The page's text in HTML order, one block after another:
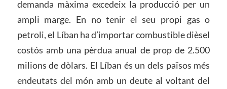
demanda màxima excedeix la producció per un
ampli marge. En no tenir el seu propi gas o
petroli, el Líban ha d’importar combustible dièsel
costós amb una pèrdua anual de prop de 2.500
milions de dòlars. El Líban és un dels països més
endeutats del món amb un deute al voltant del